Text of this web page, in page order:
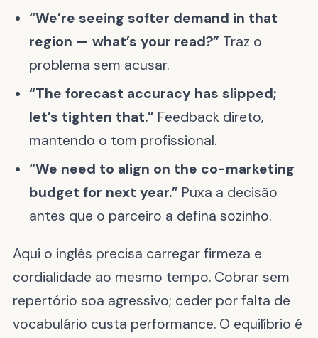
“We’re seeing softer demand in that
region — what’s your read?” Traz o
problema sem acusar.
“The forecast accuracy has slipped;
let’s tighten that.” Feedback direto,
mantendo o tom profissional.
“We need to align on the co-marketing
budget for next year.” Puxa a decisão
antes que o parceiro a defina sozinho.
Aqui o inglês precisa carregar firmeza e
cordialidade ao mesmo tempo. Cobrar sem
repertório soa agressivo; ceder por falta de
vocabulário custa performance. O equilíbrio é